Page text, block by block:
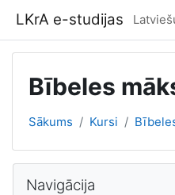
LKrA e-studijas
Bībeles
Sākums Kursi
Bloki
Navigācija